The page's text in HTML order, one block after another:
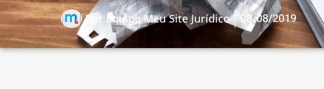
PorEquipe Meu Site Jurídico 08/08/2019